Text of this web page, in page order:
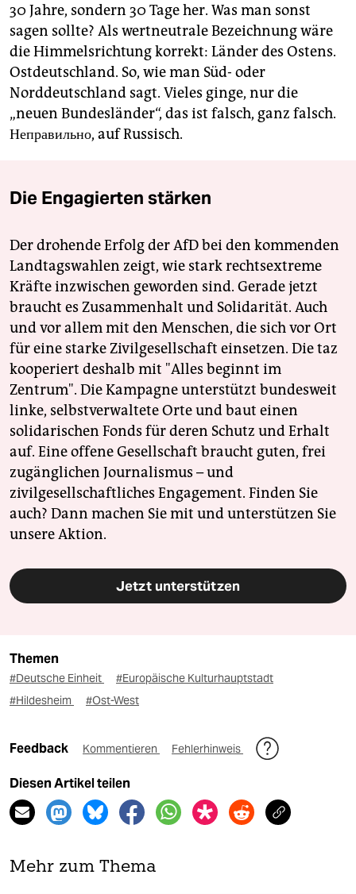
30 Jahre, sondern 30 Tage her. Was man sonst
sagen sollte? Als wertneutrale Bezeichnung wäre
die Himmelsrichtung korrekt: Länder des Ostens.
Ostdeutschland. So, wie man Süd- oder
Norddeutschland sagt. Vieles ginge, nur die
„neuen Bundesländer“, das ist falsch, ganz falsch.
Неправильно, auf Russisch.
Die Engagierten stärken
Der drohende Erfolg der AfD bei den kommenden
Landtagswahlen zeigt, wie stark rechtsextreme
Kräfte inzwischen geworden sind. Gerade jetzt
braucht es Zusammenhalt und Solidarität. Auch
und vor allem mit den Menschen, die sich vor Ort
für eine starke Zivilgesellschaft einsetzen. Die taz
kooperiert deshalb mit "Alles beginnt im
Zentrum". Die Kampagne unterstützt bundesweit
linke, selbstverwaltete Orte und baut einen
solidarischen Fonds für deren Schutz und Erhalt
auf. Eine offene Gesellschaft braucht guten, frei
zugänglichen Journalismus – und
zivilgesellschaftliches Engagement. Finden Sie
auch? Dann machen Sie mit und unterstützen Sie
unsere Aktion.
Jetzt unterstützen
Themen
#Deutsche Einheit
#Europäische Kulturhauptstadt
#Hildesheim
#Ost-West
Feedback Kommentieren Fehlerhinweis
Diesen Artikel teilen
Mehr zum Thema